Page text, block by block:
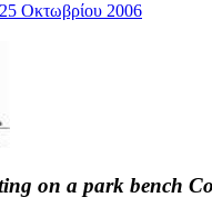
25 Οκτωβρίου 2006
on a park bench